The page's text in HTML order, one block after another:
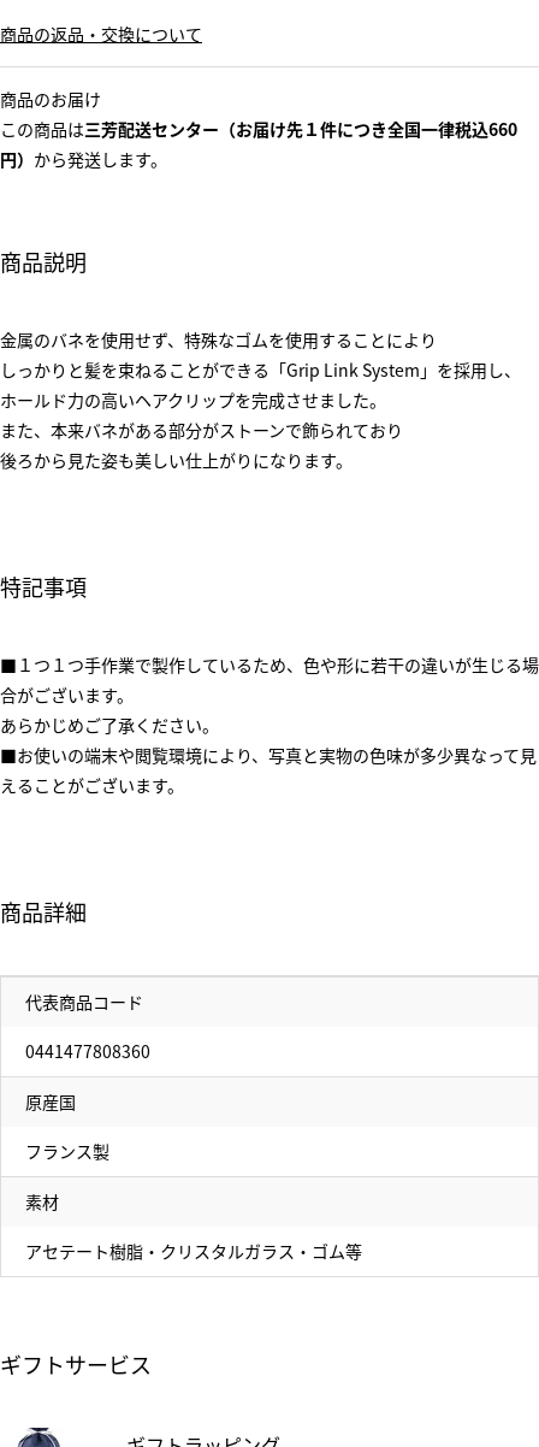
商品の返品・交換について
商品のお届け
この商品は三芳配送センター（お届け先１件につき全国一律税込660
円） から発送します。
商品説明
金属のバネを使用せず、特殊なゴムを使用することにより
しっかりと髪を束ねることができる「Grip Link System」を採用し、
ホールド力の高いヘアクリップを完成させました。
また、本来バネがある部分がストーンで飾られており
後ろから見た姿も美しい仕上がりになります。
特記事項
■１つ１つ手作業で製作しているため、色や形に若干の違いが生じる場
合がございます。
あらかじめご了承ください。
■お使いの端末や閲覧環境により、写真と実物の色味が多少異なって見
えることがございます。
商品詳細
代表商品コード
0441477808360
原産国
フランス製
素材
アセテート樹脂・クリスタルガラス・ゴム等
ギフトサービス